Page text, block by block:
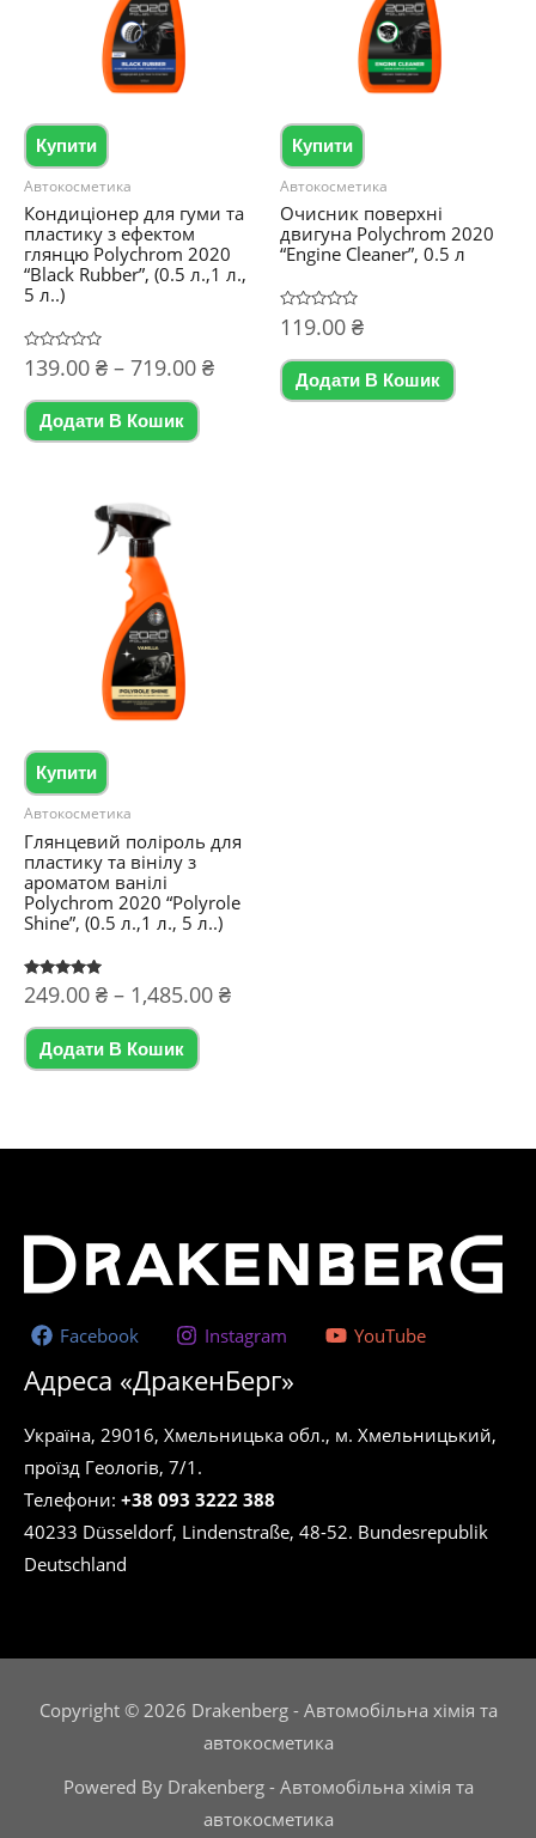
Купити
Автокосметика
Кондиціонер для гуми та
пластику з ефектом
глянцю Polychrom 2020
“Black Rubber”, (0.5 л.,1 л.,
5 л..)
Оцінено
в
з
139.00 ₴ – 719.00 ₴Діапазон
Додати В Кошик
Цей
товар
Купити
Автокосметика
Очисник поверхні
двигуна Polychrom 2020
“Engine Cleaner”, 0.5 л
Оцінено
в
з
119.00 ₴
Додати В Кошик
Купити
Автокосметика
Глянцевий поліроль для
пластику та вінілу з
ароматом ванілі
Polychrom 2020 “Polyrole
Shine”, (0.5 л.,1 л., 5 л..)
Оцінено в
5.00
249.00 ₴ – 1,485.00 ₴Діапазон
Додати В Кошик
Цей
товар
вибрати
на
сторінці
Facebook Instagram YouTube
Адреса «ДракенБерг»
Україна, 29016, Хмельницька обл., м. Хмельницький,
проїзд Геологів, 7/1.
Телефони: +38 093 3222 388
40233 Düsseldorf, Lindenstraße, 48-52. Bundesrepublik
Deutschland
Copyright © 2026 Drakenberg - Автомобільна хімія та
автокосметика
Powered By Drakenberg - Автомобільна хімія та
автокосметика